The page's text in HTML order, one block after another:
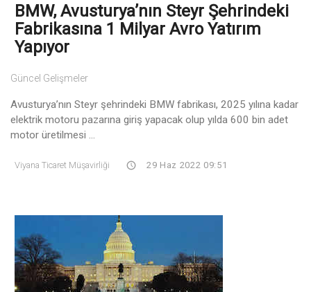
BMW, Avusturya’nın Steyr Şehrindeki
Fabrikasına 1 Milyar Avro Yatırım
Yapıyor
Güncel Gelişmeler
Avusturya’nın Steyr şehrindeki BMW fabrikası, 2025 yılına kadar
elektrik motoru pazarına giriş yapacak olup yılda 600 bin adet
motor üretilmesi ...
Viyana Ticaret Müşavirliği 29 Haz 2022 09:51